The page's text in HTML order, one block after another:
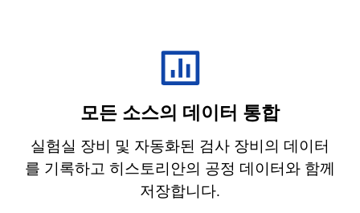
모든 소스의 데이터 통합
실험실 장비 및 자동화된 검사 장비의 데이터
를 기록하고 히스토리안의 공정 데이터와 함께
저장합니다.